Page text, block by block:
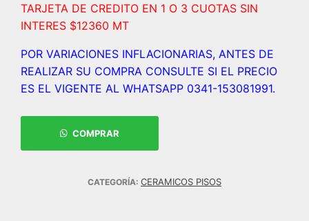
TARJETA DE CREDITO EN 1 O 3 CUOTAS SIN
INTERES $12360 MT
POR VARIACIONES INFLACIONARIAS, ANTES DE
REALIZAR SU COMPRA CONSULTE SI EL PRECIO
ES EL VIGENTE AL WHATSAPP 0341-153081991.
COMPRAR
CATEGORÍA: CERAMICOS PISOS